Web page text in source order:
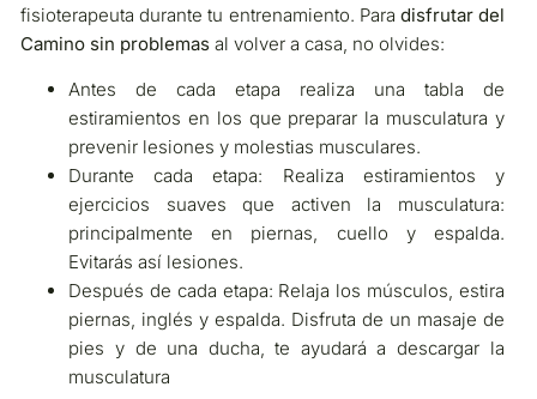
fisioterapeuta durante tu entrenamiento. Para disfrutar del
Camino sin problemas al volver a casa, no olvides:
Antes de cada etapa realiza una tabla de
estiramientos en los que preparar la musculatura y
prevenir lesiones y molestias musculares.
Durante cada etapa: Realiza estiramientos y
ejercicios suaves que activen la musculatura:
principalmente en piernas, cuello y espalda.
Evitarás así lesiones.
Después de cada etapa: Relaja los músculos, estira
piernas, inglés y espalda. Disfruta de un masaje de
pies y de una ducha, te ayudará a descargar la
musculatura